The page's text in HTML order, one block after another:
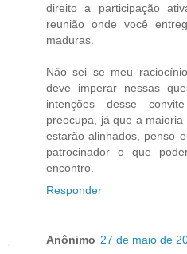
direito a participação
reunião onde você
maduras.
Não sei se meu
deve imperar nessas
intenções desse
preocupa, já que a
estarão alinhados, penso
patrocinador o que
encontro.
Responder
Anônimo 27 de maio de